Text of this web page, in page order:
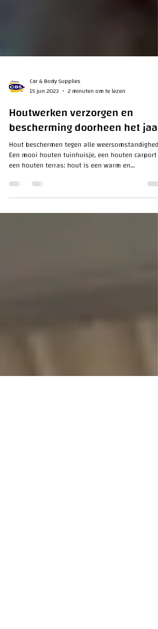
Car & Body Supplies
15 jun 2023
2 minuten om te lezen
Houtwerken verzorgen en
bescherming doorheen het jaar
een houten terras: hout is een warm en...